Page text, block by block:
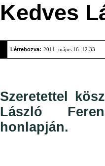
Kedves
Létrehozva: 2011. május 16. 12:33
Szeretettel
László
honlapján.